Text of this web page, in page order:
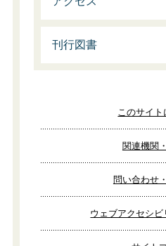
刊行図書
このサイト
関連機関
問い合わせ
ウェブアクセシ